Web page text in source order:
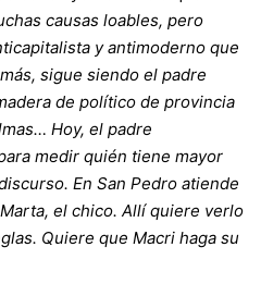
causas loables, pero
y antimoderno que
sigue siendo el padre
de político de provincia
Hoy, el padre
medir quién tiene mayor
En San Pedro atiende
el chico. Allí quiere verlo
Quiere que Macri haga su